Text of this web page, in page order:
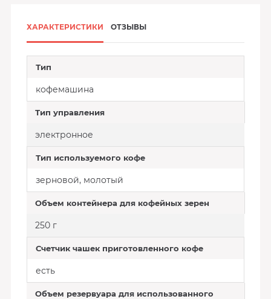
ХАРАКТЕРИСТИКИ ОТЗЫВЫ
Тип
кофемашина
Тип управления
электронное
Тип используемого кофе
зерновой, молотый
Объем контейнера для кофейных зерен
250 г
Счетчик чашек приготовленного кофе
есть
Объем резервуара для использованного